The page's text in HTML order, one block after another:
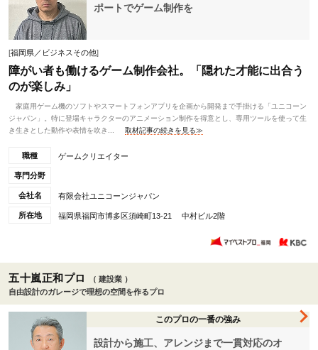
ポートでゲーム制作を
[福岡県／ビジネスその他]
障がい者も働けるゲーム制作会社。「隠れた才能に出合う
のが楽しみ」
家庭用ゲーム機のソフトやスマートフォンアプリを企画から開発まで手掛ける「ユニコーン
ジャパン」。特に登場キャラクターのアニメーション制作を得意とし、専用ツールを使って生
き生きとした動作や表情を吹き...
取材記事の続きを見る≫
職種 ゲームクリエイター
専門分野
会社名 有限会社ユニコーンジャパン
所在地 福岡県福岡市博多区須崎町13-21 中村ビル2階
五十嵐正和プロ
（ 建設業 ）
自由設計のガレージで理想の空間を作るプロ
このプロの一番の強み
設計から施工、アレンジまで一貫対応のオ